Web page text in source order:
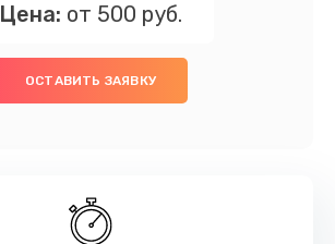
Цена: от 500 руб.
ОСТАВИТЬ ЗАЯВКУ